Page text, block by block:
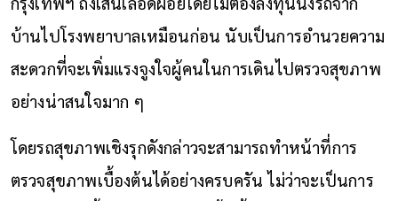
บ้านไปโรงพยาบาลเหมือนก่อน นับเป็นการอำนวยความ
สะดวกที่จะเพิ่มแรงจูงใจผู้คนในการเดินไปตรวจสุขภาพ
อย่างน่าสนใจมาก ๆ
โดยรถสุขภาพเชิงรุกดังกล่าวจะสามารถทำหน้าที่การ
ตรวจสุขภาพเบื้องต้นได้อย่างครบครัน ไม่ว่าจะเป็นการ